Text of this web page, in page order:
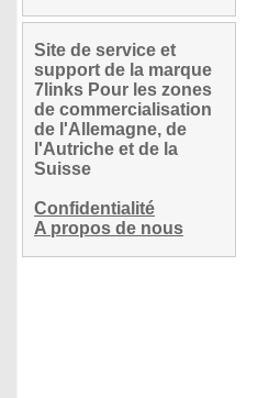
Site de service et
support de la marque
7links Pour les zones
de commercialisation
de l'Allemagne, de
l'Autriche et de la
Suisse
Confidentialité
A propos de nous